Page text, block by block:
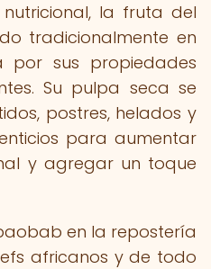
la fruta del
tradicionalmente en
por sus propiedades
Su pulpa seca se
postres, helados y
para aumentar
y agregar un toque
en la repostería
africanos y de todo